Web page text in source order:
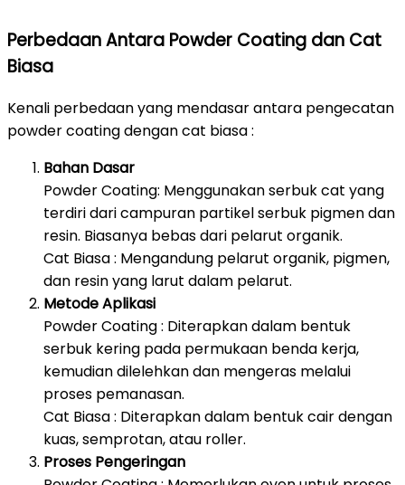
Perbedaan Antara Powder Coating dan Cat
Biasa
Kenali perbedaan yang mendasar antara pengecatan
powder coating dengan cat biasa :
Bahan Dasar
Powder Coating: Menggunakan serbuk cat yang
terdiri dari campuran partikel serbuk pigmen dan
resin. Biasanya bebas dari pelarut organik.
Cat Biasa : Mengandung pelarut organik, pigmen,
dan resin yang larut dalam pelarut.
Metode Aplikasi
Powder Coating : Diterapkan dalam bentuk
serbuk kering pada permukaan benda kerja,
kemudian dilelehkan dan mengeras melalui
proses pemanasan.
Cat Biasa : Diterapkan dalam bentuk cair dengan
kuas, semprotan, atau roller.
Proses Pengeringan